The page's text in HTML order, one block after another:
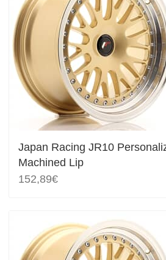
Japan Racing JR10
Machined Lip
152,89€